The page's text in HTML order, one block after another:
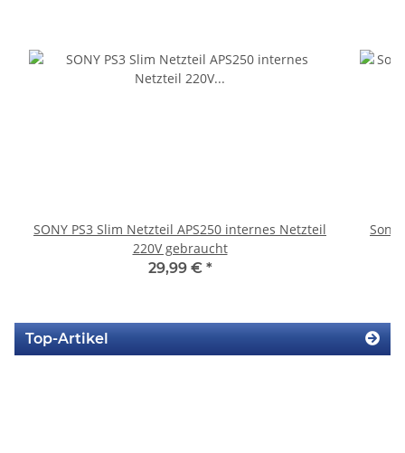
SONY PS3 Slim Netzteil APS250 internes Netzteil
220V gebraucht
29,99 € *
Sony
Top-Artikel